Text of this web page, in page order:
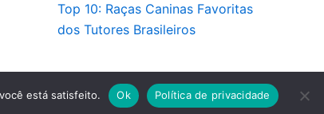
Top 10: Raças Caninas Favoritas
dos Tutores Brasileiros
está satisfeito. Ok Política de privacidade